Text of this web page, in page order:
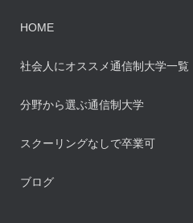
HOME
社会人にオススメ通信制大学一覧
分野から選ぶ通信制大学
スクーリングなしで卒業可
ブログ